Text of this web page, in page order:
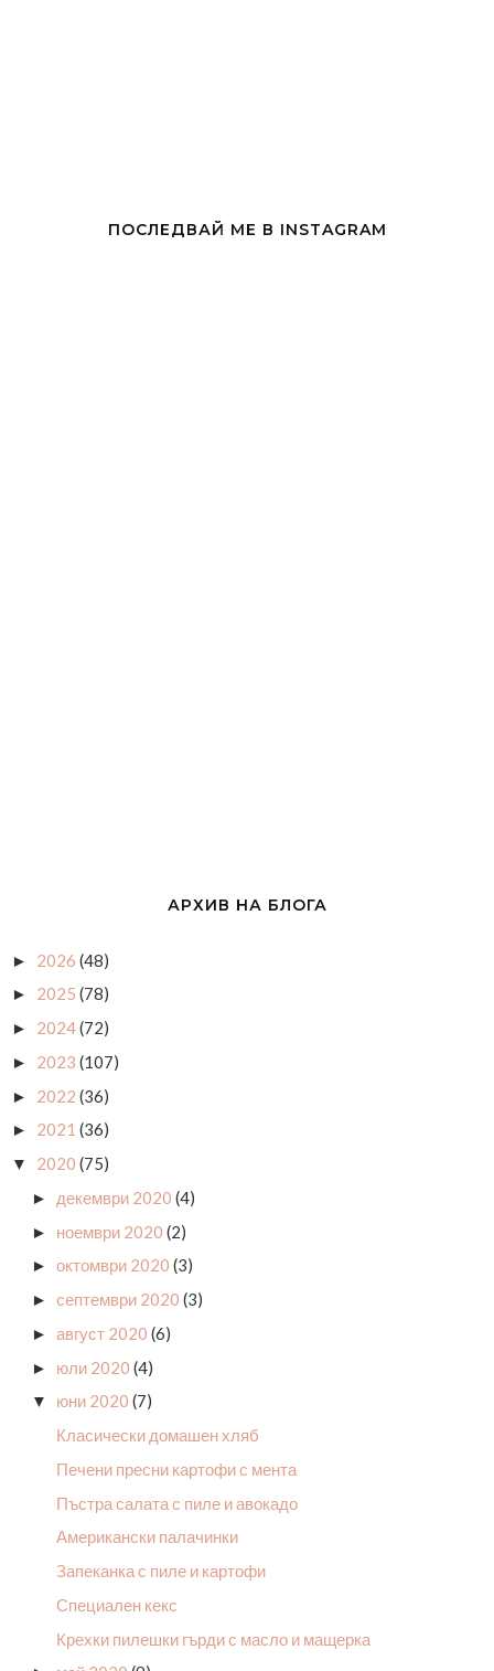
ПОСЛЕДВАЙ МЕ В INSTAGRAM
АРХИВ НА БЛОГА
► 2026 (48)
► 2025 (78)
► 2024(72)
► 2023 (107)
► 2022 (36)
► 2021 (36)
▼ 2020 (75)
► декември 2020 (4)
► ноември 2020 (2)
► октомври 2020 (3)
► септември 2020 (3)
► август 2020 (6)
► юли 2020 (4)
▼ юни 2020 (7)
Класически домашен хляб
Печени пресни картофи с мента
Пъстра салата с пиле и авокадо
Американски палачинки
Запеканка с пиле и картофи
Специален кекс
Крехки пилешки гърди с масло и мащерка